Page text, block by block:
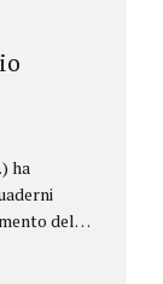
ha
del